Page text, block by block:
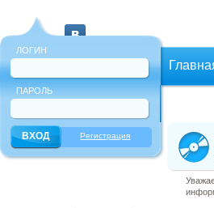
ЛОГИН
ПАРОЛЬ
Регистрация